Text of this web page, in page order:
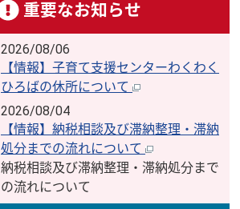
重要なお知らせ
2026/08/06
【情報】子育て支援センターわくわく
ひろばの休所について
2026/08/04
【情報】納税相談及び滞納整理・滞納
処分までの流れについて
納税相談及び滞納整理・滞納処分まで
の流れについて